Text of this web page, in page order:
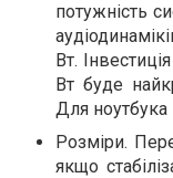
потужність
Вт.
Вт буде
Для ноутбука
Розміри.
якщо